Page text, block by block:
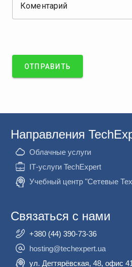
Коментарий
ОТПРАВИТЬ
Направления
Облачные услуги
ІТ-услуги TechExpert
Учебный центр "Сетевые
Связаться с нами
+380 (44) 390-73-36
hosting@techexpert.ua
ул. Дегтярёвская, 48, офис